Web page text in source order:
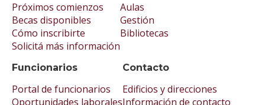
Próximos comienzos
Becas disponibles
Cómo inscribirte
Solicitá más información
Aulas
Gestión
Bibliotecas
Funcionarios
Portal de funcionarios
Oportunidades laborales
Contacto
Edificios y direcciones
Información de contacto